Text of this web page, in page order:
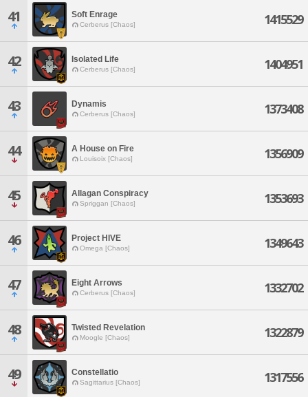
41 Soft Enrage
Cerberus [Chaos] 1415529
42 Isolated Life
Cerberus [Chaos] 1404951
43 Dynamis
Cerberus [Chaos] 1373408
44 A House on Fire
Louisoix [Chaos] 1356909
45 Allagan Conspiracy
Spriggan [Chaos] 1353693
46 Project HIVE
Omega [Chaos] 1349643
47 Eight Arrows
Cerberus [Chaos] 1332702
48 Twisted Revelation
Moogle [Chaos] 1322879
49 Constellatio
Sagittarius [Chaos] 1317556